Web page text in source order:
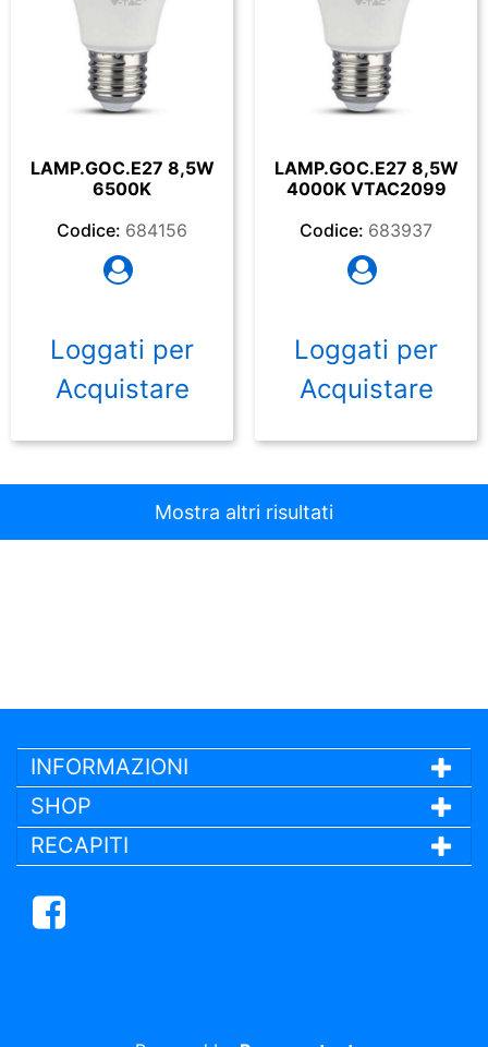
LAMP.GOC.E27 8,5W
6500K
Codice: 684156
Loggati per
Acquistare
LAMP.GOC.E27 8,5W
4000K VTAC2099
Codice: 683937
Loggati per
Acquistare
Mostra altri risultati
INFORMAZIONI
SHOP
RECAPITI
Facebook